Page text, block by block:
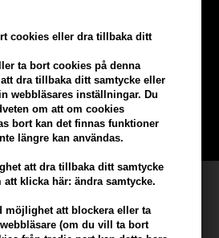
cookies eller dra tillbaka ditt
ta bort cookies på denna
dra tillbaka ditt samtycke eller
webbläsares inställningar. Du
om att om cookies
bort kan det finnas funktioner
längre kan användas.
att dra tillbaka ditt samtycke
klicka här: ändra samtycke.
möjlighet att blockera eller ta
(om du vill ta bort
på hela din
gratis och få rabatter när du handlar
HÄR